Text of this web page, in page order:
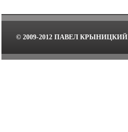
© 2009-2012 ПАВЕЛ КРЫНИЦКИЙ